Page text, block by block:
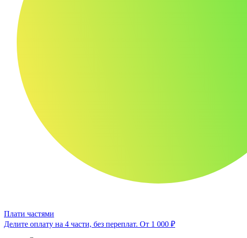
Плати частями
Делите оплату на 4 части, без переплат. От 1 000 ₽